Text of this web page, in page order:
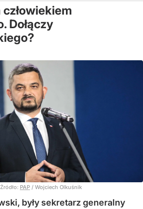
człowiekiem
Dołączy
PAP / Wojciech Olkuśnik
były sekretarz generalny